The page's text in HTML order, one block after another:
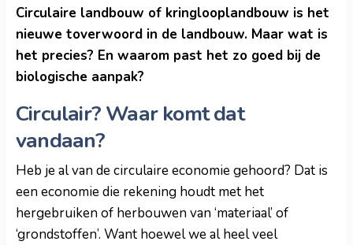
Circulaire landbouw of kringlooplandbouw is het
nieuwe toverwoord in de landbouw. Maar wat is
het precies? En waarom past het zo goed bij de
biologische aanpak?
Circulair? Waar komt dat
vandaan?
Heb je al van de circulaire economie gehoord? Dat is
een economie die rekening houdt met het
hergebruiken of herbouwen van ‘materiaal’ of
‘grondstoffen’. Want hoewel we al heel veel